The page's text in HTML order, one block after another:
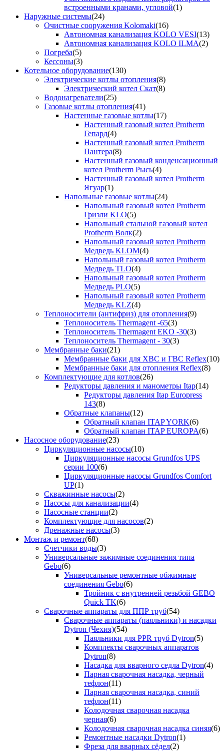
встроенными кранами, угловой(1)
Наружные системы(24)
Очистные сооружения Kolomaki(16)
Автономная канализация KOLO VESI(13)
Автономная канализация KOLO ILMA(2)
Погреба(5)
Кессоны(3)
Котельное оборудование(130)
Электрические котлы отопления(8)
Электрический котел Скат(8)
Водонагреватели(25)
Газовые котлы отопления(41)
Настенные газовые котлы(17)
Настенный газовый котел Protherm
Гепард(4)
Настенный газовый котел Protherm
Пантера(8)
Настенный газовый конденсационный
котел Protherm Рысь(4)
Настенный газовый котел Protherm
Ягуар(1)
Напольные газовые котлы(24)
Напольный газовый котел Protherm
Гризли KLO(5)
Напольный стальной газовый котел
Protherm Волк(2)
Напольный газовый котел Protherm
Медведь KLOM(4)
Напольный газовый котел Protherm
Медведь TLO(4)
Напольный газовый котел Protherm
Медведь PLO(5)
Напольный газовый котел Protherm
Медведь KLZ(4)
Теплоносители (антифриз) для отопления(9)
Теплоноситель Thermagent -65(3)
Теплоноситель Thermagent EKO -30(3)
Теплоноситель Thermagent - 30(3)
Мембранные баки(21)
Мембранные баки для ХВС и ГВС Reflex(10)
Мембранные баки для отопления Reflex(8)
Комплектующие для котлов(26)
Редукторы давления и манометры Itap(14)
Редукторы давления Itap Europress
143(8)
Обратные клапаны(12)
Обратный клапан ITAP YORK(6)
Обратный клапан ITAP EUROPA(6)
Насосное оборудование(23)
Циркуляционные насосы(10)
Циркуляционные насосы Grundfos UPS
серии 100(6)
Циркуляционные насосы Grundfos Comfort
UP(1)
Скважинные насосы(2)
Насосы для канализации(4)
Насосные станции(2)
Комплектующие для насосов(2)
Дренажные насосы(3)
Монтаж и ремонт(68)
Счетчики воды(3)
Универсальные зажимные соединения типа
Gebo(6)
Универсальные ремонтные обжимные
соединения Gebo(6)
Тройник с внутренней резьбой GEBO
Quick TK(6)
Сварочные аппараты для ППР труб(54)
Сварочные аппараты (паяльники) и насадки
Dytron (Чехия)(54)
Паяльники для PPR труб Dytron(5)
Комплекты сварочных аппаратов
Dytron(8)
Насадка для вварного седла Dytron(4)
Парная сварочная насадка, черный
тефлон(11)
Парная сварочная насадка, синий
тефлон(11)
Колодочная сварочная насадка
черная(6)
Колодочная сварочная насадка синяя(6)
Ремонтные насадки Dytron(1)
Фреза для вварных сёдел(2)